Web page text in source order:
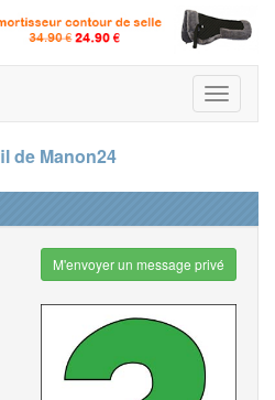
Toggle
de Manon24
M'envoyer un message privé